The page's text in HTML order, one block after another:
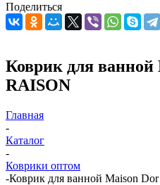
Поделиться
Коврик для ванной
RAISON
Главная
-
Каталог
-
Коврики оптом
-Коврик для ванной Maison